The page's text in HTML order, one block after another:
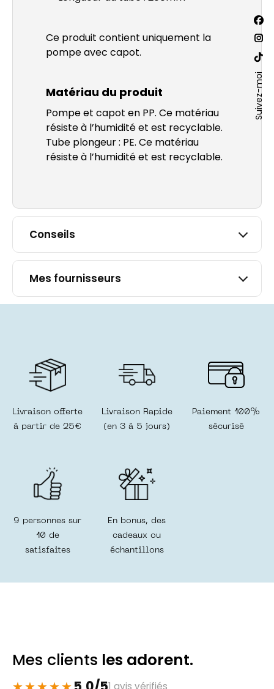
Ce produit contient uniquement la
pompe avec capot.
Matériau du produit
Pompe et capot en PP. Ce matériau
résiste à l’humidité et est recyclable.
Tube plongeur : PE. Ce matériau
résiste à l’humidité et est recyclable.
Conseils
Mes fournisseurs
Livraison offerte
à partir de 25€
Livraison Rapide
(en 3 à 5 jours)
Paiement 100%
sécurisé
9 personnes sur
10 de
satisfaites
En bonus, des
cadeaux ou
échantillons
Mes clients les adorent.
1 avis vérifiés
Suivez-moi
sur :
La
une
La
La
Site